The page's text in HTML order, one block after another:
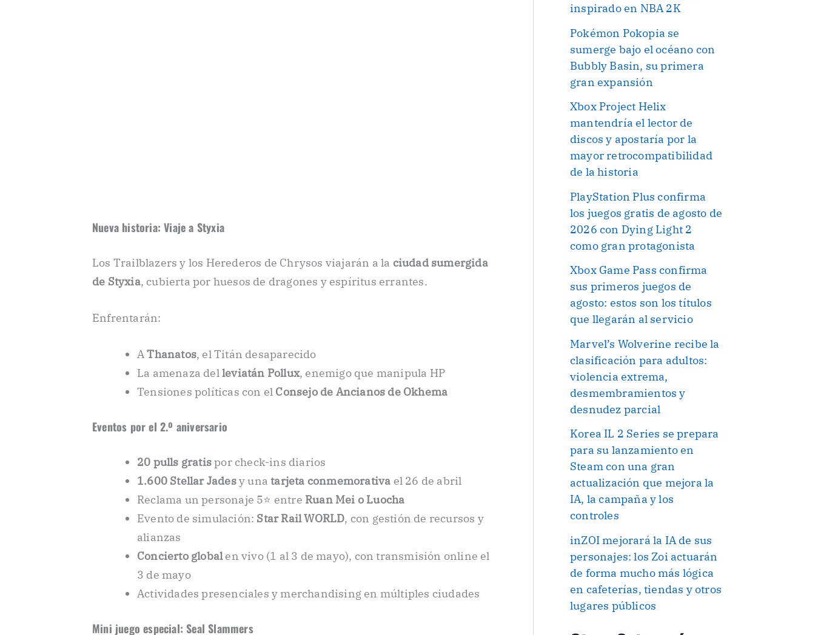
Nueva historia: Viaje a Styxia
Los Trailblazers y los Herederos de Chrysos viajarán a la ciudad sumergida
de Styxia, cubierta por huesos de dragones y espíritus errantes.
Enfrentarán:
AThanatos, el Titán desaparecido
La amenaza delleviatán Pollux, enemigo que manipula HP
Tensiones políticas con el Consejo de Ancianos de Okhema
Eventos por el 2.º aniversario
20 pulls gratispor check-ins diarios
1.600 Stellar Jadesy unatarjeta conmemorativa el 26 de abril
Reclama un personaje 5⭐ entre Ruan Mei o Luocha
Evento de simulación: Star Rail WORLD, con gestión de recursos y
alianzas
Concierto globalen vivo (1 al 3 de mayo), con transmisión online el
3 de mayo
Actividades presenciales y merchandising en múltiples ciudades
Mini juego especial: Seal Slammers
inspirado en NBA 2K
Pokémon Pokopia se
sumerge bajo el océano con
Bubbly Basin, su primera
gran expansión
Xbox Project Helix
mantendría el lector de
discos y apostaría por la
mayor retrocompatibilidad
de la historia
PlayStation Plus confirma
los juegos gratis de agosto de
2026 con Dying Light 2
como gran protagonista
Xbox Game Pass confirma
sus primeros juegos de
agosto: estos son los títulos
que llegarán al servicio
Marvel’s Wolverine recibe la
clasificación para adultos:
violencia extrema,
desmembramientos y
desnudez parcial
Korea IL 2 Series se prepara
para su lanzamiento en
Steam con una gran
actualización que mejora la
IA, la campaña y los
controles
inZOI mejorará la IA de sus
personajes: los Zoi actuarán
de forma mucho más lógica
en cafeterías, tiendas y otros
lugares públicos